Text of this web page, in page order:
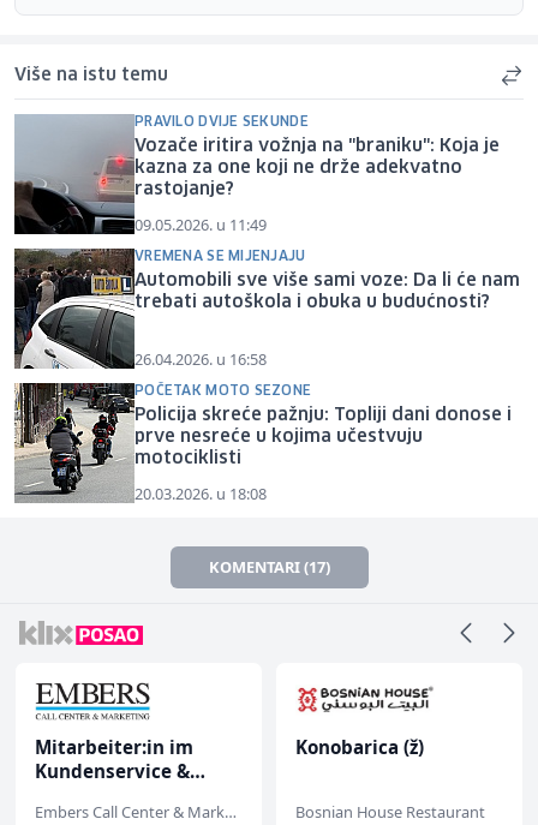
Više na istu temu
PRAVILO DVIJE SEKUNDE
Vozače iritira vožnja na "braniku": Koja je
kazna za one koji ne drže adekvatno
rastojanje?
09.05.2026. u 11:49
VREMENA SE MIJENJAJU
Automobili sve više sami voze: Da li će nam
trebati autoškola i obuka u budućnosti?
26.04.2026. u 16:58
POČETAK MOTO SEZONE
Policija skreće pažnju: Topliji dani donose i
prve nesreće u kojima učestvuju
motociklisti
20.03.2026. u 18:08
KOMENTARI (17)
Mitarbeiter:in im
Kundenservice &
Embers Call Center & Marketing
Konobarica (ž)
Bosnian House Restaurant